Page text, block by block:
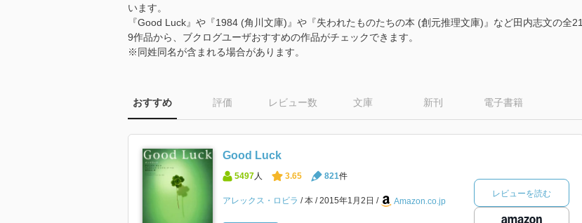
います。
『Good Luck』や『1984 (角川文庫)』や『失われたものたちの本 (創元推理文庫)』など田内志文の全21
9作品から、ブクログユーザおすすめの作品がチェックできます。
※同姓同名が含まれる場合があります。
おすすめ 評価 レビュー数 文庫 新刊 電子書籍
Good Luck
5497人 3.65 821件
アレックス・ロビラ 本 2015年1月2日 Amazon.co.jp
レビューを読む